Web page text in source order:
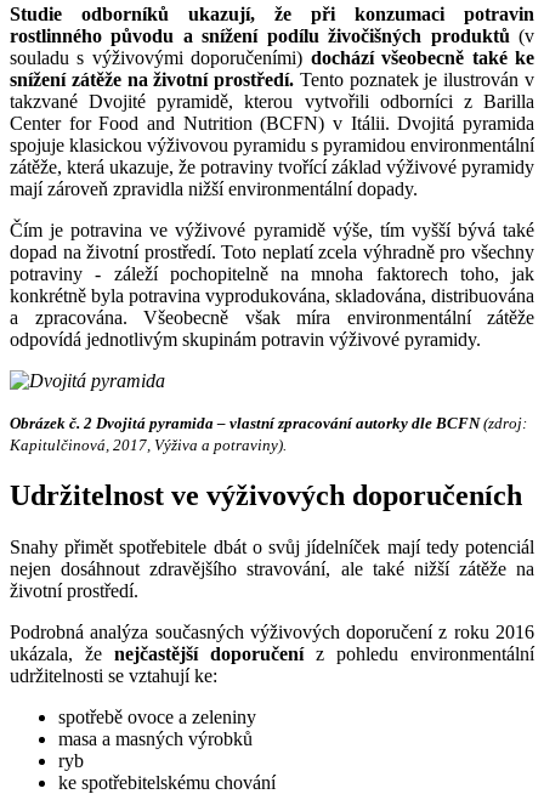
Studie odborníků ukazují, že při konzumaci potravin
rostlinného původu a snížení podílu živočišných produktů (v
souladu s výživovými doporučeními) dochází všeobecně také ke
snížení zátěže na životní prostředí. Tento poznatek je ilustrován v
takzvané Dvojité pyramidě, kterou vytvořili odborníci z Barilla
Center for Food and Nutrition (BCFN) v Itálii. Dvojitá pyramida
spojuje klasickou výživovou pyramidu s pyramidou environmentální
zátěže, která ukazuje, že potraviny tvořící základ výživové pyramidy
mají zároveň zpravidla nižší environmentální dopady.
Čím je potravina ve výživové pyramidě výše, tím vyšší bývá také
dopad na životní prostředí. Toto neplatí zcela výhradně pro všechny
potraviny - záleží pochopitelně na mnoha faktorech toho, jak
konkrétně byla potravina vyprodukována, skladována, distribuována
a zpracována. Všeobecně však míra environmentální zátěže
odpovídá jednotlivým skupinám potravin výživové pyramidy.
Obrázek č. 2 Dvojitá pyramida – vlastní zpracování autorky dle BCFN(zdroj:
Kapitulčinová, 2017, Výživa a potraviny).
Udržitelnost ve výživových doporučeních
Snahy přimět spotřebitele dbát o svůj jídelníček mají tedy potenciál
nejen dosáhnout zdravějšího stravování, ale také nižší zátěže na
životní prostředí.
Podrobná analýza současných výživových doporučení z roku 2016
ukázala, že nejčastější doporučeníz pohledu environmentální
udržitelnosti se vztahují ke:
spotřebě ovoce a zeleniny
masa a masných výrobků
ryb
ke spotřebitelskému chování